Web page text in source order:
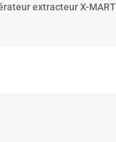
extracteur X-